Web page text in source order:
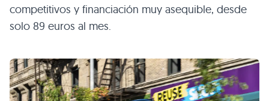
competitivos y financiación muy asequible, desde
solo 89 euros al mes.